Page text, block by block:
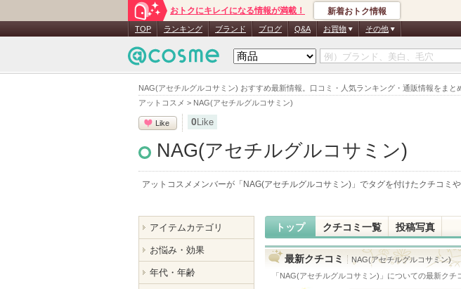
NAG(アセチルグルコサミン) おすすめ最新情報。口コミ・人気ランキング・通販情報をまと
アットコスメ > NAG(アセチルグルコサミン)
おトクにキレイになる情報が満載！ 新着おトク情報
TOP ランキング ブランド ブログ Q&A お買物 その他
Like 0Like
NAG(アセチルグルコサミン)
アットコスメメンバーが「 NAG(アセチルグルコサミン) 」でタグを付けたクチコミ
トップ クチコミ一覧 投稿写真
最新クチコミ
NAG(アセチルグルコサミン)
「NAG(アセチルグルコサミン) 」についての最新クチ
アイテムカテゴリ
お悩み・効果
年代・年齢